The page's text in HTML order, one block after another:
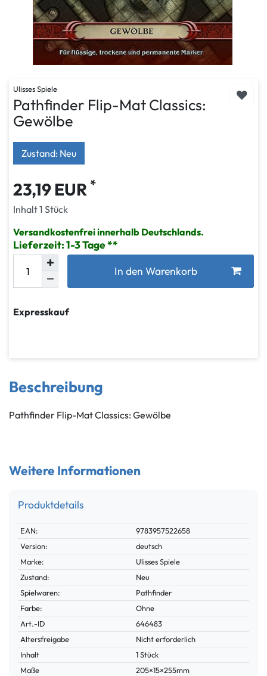
Ulisses Spiele
Pathfinder Flip-Mat Classics:
Gewölbe
Zustand: Neu
23,19 EUR *
Inhalt1 Stück
Versandkostenfrei innerhalb Deutschlands.
Lieferzeit: 1-3 Tage
In den Warenkorb
Expresskauf
Beschreibung
Pathfinder Flip-Mat Classics: Gewölbe
Weitere Informationen
Produktdetails
Technisches
Merkmal
Wert
EAN:
9783957522658
Version:
deutsch
Marke:
Ulisses Spiele
Zustand:
Neu
Spielwaren:
Pathfinder
Farbe:
Ohne
Technisches
Merkmal
Wert
Art.-ID
646483
Altersfreigabe
Nicht erforderlich
Inhalt
1 Stück
Maße
205×15×255mm